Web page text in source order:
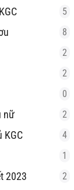
5
8
2
2
0
nữ 2
KGC 4
1
2023 2